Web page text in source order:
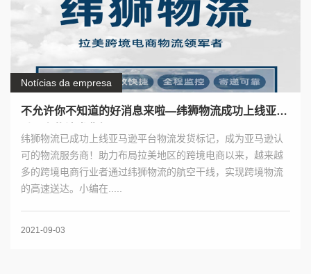
Notícias da empresa
不允许你不知道的好消息来啦—纬狮物流成功上线亚马
纬狮物流已成功上线亚马逊平台物流发货标记，成为亚马逊认
可的物流服务商！助力布局拉美地区的跨境电商以来，越来越
多的跨境电商行业者通过纬狮物流的航空干线，实现跨境物流
的高速送达。小编在.....
2021-09-03